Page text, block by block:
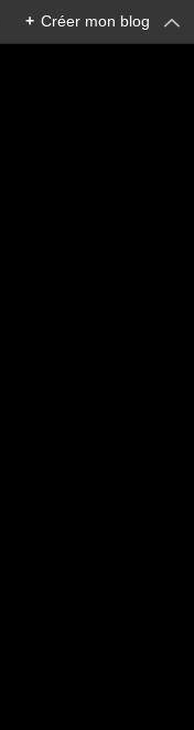
+ Créer mon blog